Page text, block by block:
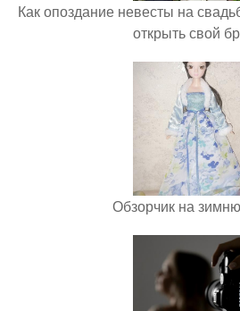
Как опоздание невесты на
открыть свой
Обзорчик на